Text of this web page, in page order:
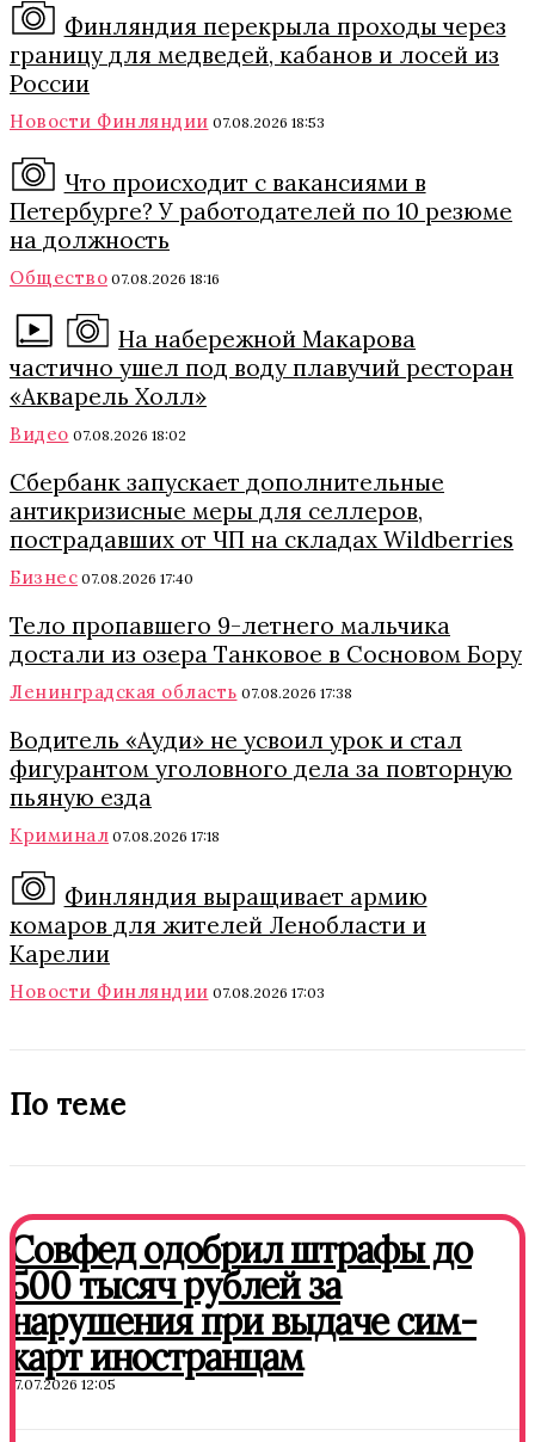
Финляндия перекрыла проходы через
границу для медведей, кабанов и лосей из
России
Новости Финляндии 07.08.2026 18:53
Что происходит с вакансиями в
Петербурге? У работодателей по 10 резюме
на должность
Общество 07.08.2026 18:16
На набережной Макарова
частично ушел под воду плавучий ресторан
«Акварель Холл»
Видео 07.08.2026 18:02
Сбербанк запускает дополнительные
антикризисные меры для селлеров,
пострадавших от ЧП на складах Wildberries
Бизнес 07.08.2026 17:40
Тело пропавшего 9-летнего мальчика
достали из озера Танковое в Сосновом Бору
Ленинградская область 07.08.2026 17:38
Водитель «Ауди» не усвоил урок и стал
фигурантом уголовного дела за повторную
пьяную езда
Криминал 07.08.2026 17:18
Финляндия выращивает армию
комаров для жителей Ленобласти и
Карелии
Новости Финляндии 07.08.2026 17:03
По теме
Совфед одобрил штрафы до
500 тысяч рублей за
нарушения при выдаче сим-
карт иностранцам
17.07.2026 12:05